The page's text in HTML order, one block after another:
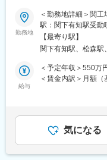
規定あり
・福利厚生サービ
■配属部署：
└約32名在籍（20～
※建築、機械、電気
当社は1935年創業
用」を事業の根幹
ています。松田産業
3500億円を突破し
■職務内容：
当社工場の修繕工事
会社に依頼となりま
＜具体的な業務内容
・工場の新設/設備導
└新規工場の建設計
└既存建屋設備の定
・海外現地法人の
└現地法人の建設工
勤務地
＜勤務地詳細＞関
駅：関下有知駅受動
【最寄り駅】
関下有知駅、松森駅
給与
＜予定年収＞550万
＜賃金内訳＞月額
月、12月）賃金は
下する可能性があ
気になる